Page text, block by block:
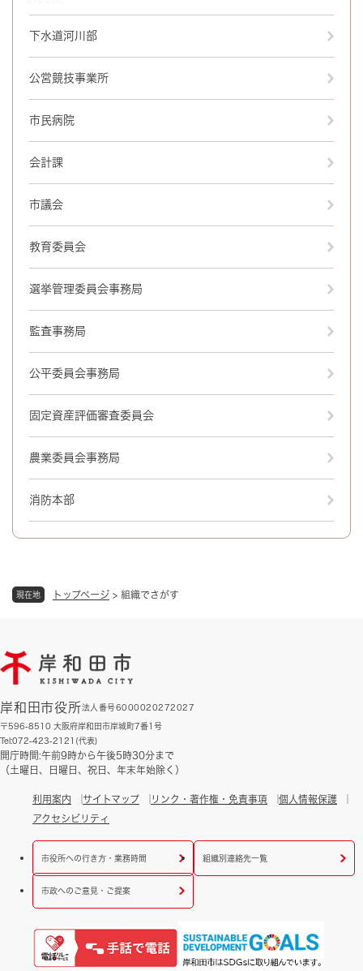
現在地 トップページ > 組織でさがす
下水道河川部
公営競技事業所
市民病院
会計課
市議会
教育委員会
選挙管理委員会事務局
監査事務局
公平委員会事務局
固定資産評価審査委員会
農業委員会事務局
消防本部
岸和田市役所法人番号6000020272027
〒596-8510 大阪府岸和田市岸城町7番1号
Tel:072-423-2121(代表)
開庁時間:午前9時から午後5時30分まで
（土曜日、日曜日、祝日、年末年始除く）
利用案内 サイトマップ リンク・著作権・免責事項
個人情報保護
アクセシビリティ
市役所への行き方・業務時間 組織別連絡先一覧
市政へのご意見・ご提案